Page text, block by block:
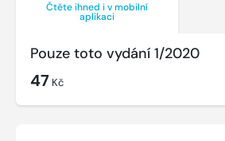
Čtěte ihned i v mobilní
aplikaci
Pouze toto vydání 1/2020
47 Kč